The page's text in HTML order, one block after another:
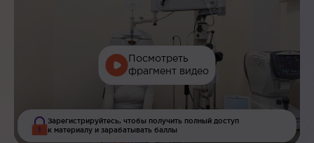
Посмотреть
фрагмент видео
Зарегистрируйтесь, чтобы получить полный доступ
к материалу и зарабатывать баллы